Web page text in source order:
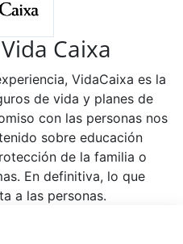
Caixa
VidaCaixa es la
de vida y planes de
con las personas nos
sobre educación
de la familia o
En definitiva, lo que
a las personas.